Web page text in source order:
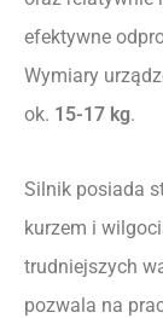
efektywne
Wymiary
ok. 15-17 kg.
Silnik posiada
kurzem i
trudniejszych
pozwala na